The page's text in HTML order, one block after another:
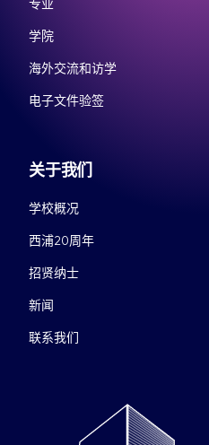
专业
学院
海外交流和访学
电子文件验签
关于我们
学校概况
西浦20周年
招贤纳士
新闻
联系我们